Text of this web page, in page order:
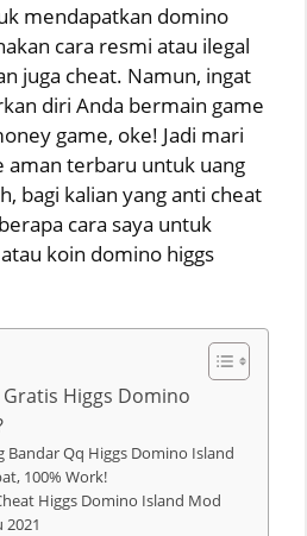
mendapatkan domino
cara resmi atau ilegal
juga cheat. Namun, ingat
diri Anda bermain game
game, oke! Jadi mari
aman terbaru untuk uang
bagi kalian yang anti cheat
cara saya untuk
koin domino higgs
Higgs Domino
Bandar Qq Higgs Domino Island
100% Work!
Higgs Domino Island Mod
2021